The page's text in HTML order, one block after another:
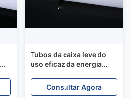
Tubos da caixa leve do
uso eficaz da energia
projeto simples
Consultar Agora